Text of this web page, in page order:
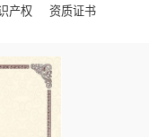
产权 资质证书